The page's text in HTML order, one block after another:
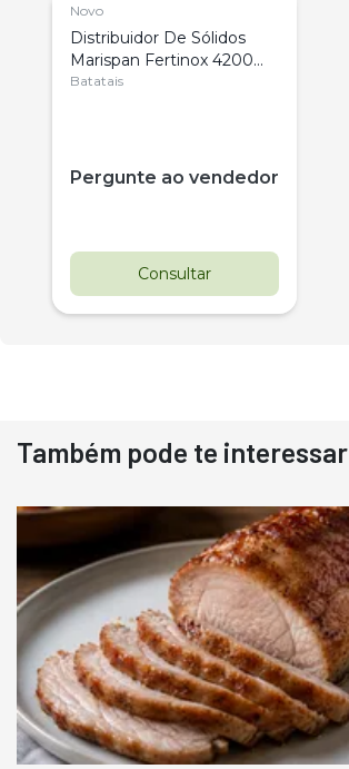
Novo
Distribuidor De Sólidos
Marispan Fertinox 4200
Citrus
Batatais
Pergunte ao vendedor
Consultar
Destaque
Usado
Pá Carregadeira Cat 966
Ano 1987
Londrina
R$ 145.000
Também pode te interessar